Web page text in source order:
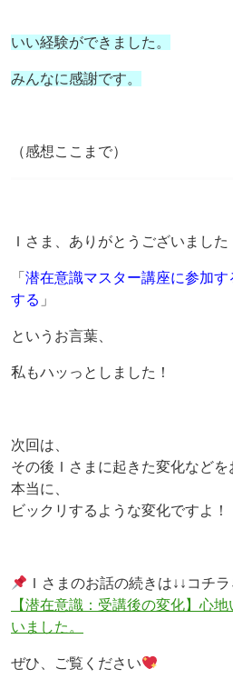
いい経験ができました。
みんなに感謝です。
（感想ここまで）
Ｉさま、ありがとうございました
「 潜在意識マスター講座に参加
する 」
というお言葉、
私もハッっとしました！
次回は、
その後Ｉさまに起きた変化などを
本当に、
ビックリするような変化ですよ！
Ｉさまのお話の続きは↓↓コチラ
【潜在意識：受講後の変化】心
いました。
ぜひ、ご覧ください